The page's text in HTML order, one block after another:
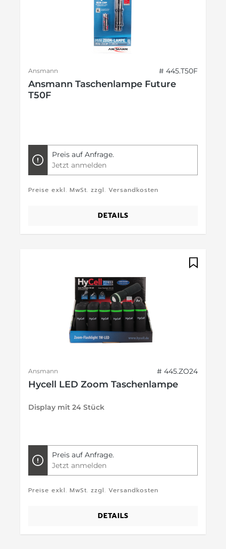
Ansmann # 445.T50F
Ansmann Taschenlampe Future
T50F
Preis auf Anfrage.
Jetzt anmelden
Preise exkl. MwSt. zzgl. Versandkosten
DETAILS
Ansmann # 445.ZO24
Hycell LED Zoom Taschenlampe
Display mit 24 Stück
Preis auf Anfrage.
Jetzt anmelden
Preise exkl. MwSt. zzgl. Versandkosten
DETAILS